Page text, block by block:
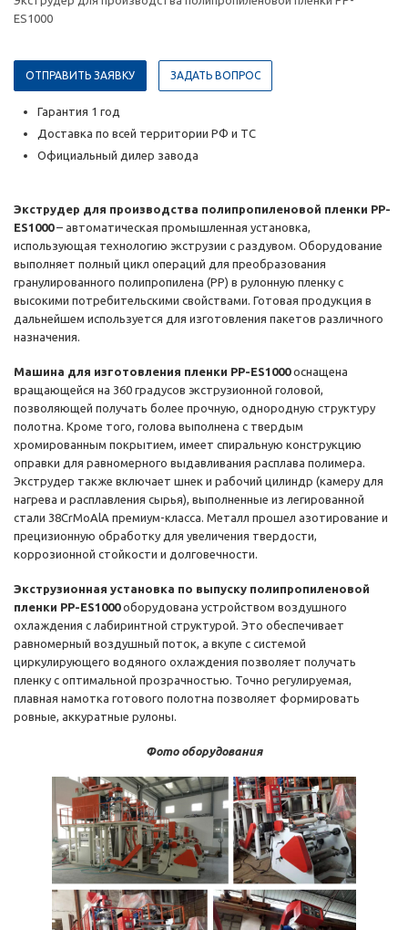
ES1000
ОТПРАВИТЬ ЗАЯВКУ ЗАДАТЬ ВОПРОС
Гарантия 1 год
Доставка по всей территории РФ и ТС
Официальный дилер завода
Экструдер для производства полипропиленовой пленки PP-
ES1000– автоматическая промышленная установка,
использующая технологию экструзии с раздувом. Оборудование
выполняет полный цикл операций для преобразования
гранулированного полипропилена (РР) в рулонную пленку с
высокими потребительскими свойствами. Готовая продукция в
дальнейшем используется для изготовления пакетов различного
назначения.
Машина для изготовления пленки PP-ES1000оснащена
вращающейся на 360 градусов экструзионной головой,
позволяющей получать более прочную, однородную структуру
полотна. Кроме того, голова выполнена с твердым
хромированным покрытием, имеет спиральную конструкцию
оправки для равномерного выдавливания расплава полимера.
Экструдер также включает шнек и рабочий цилиндр (камеру для
нагрева и расплавления сырья), выполненные из легированной
стали 38CrMoAlA премиум-класса. Металл прошел азотирование и
прецизионную обработку для увеличения твердости,
коррозионной стойкости и долговечности.
Экструзионная установка по выпуску полипропиленовой
пленки PP-ES1000оборудована устройством воздушного
охлаждения с лабиринтной структурой. Это обеспечивает
равномерный воздушный поток, а вкупе с системой
циркулирующего водяного охлаждения позволяет получать
пленку с оптимальной прозрачностью. Точно регулируемая,
плавная намотка готового полотна позволяет формировать
ровные, аккуратные рулоны.
Фото оборудования